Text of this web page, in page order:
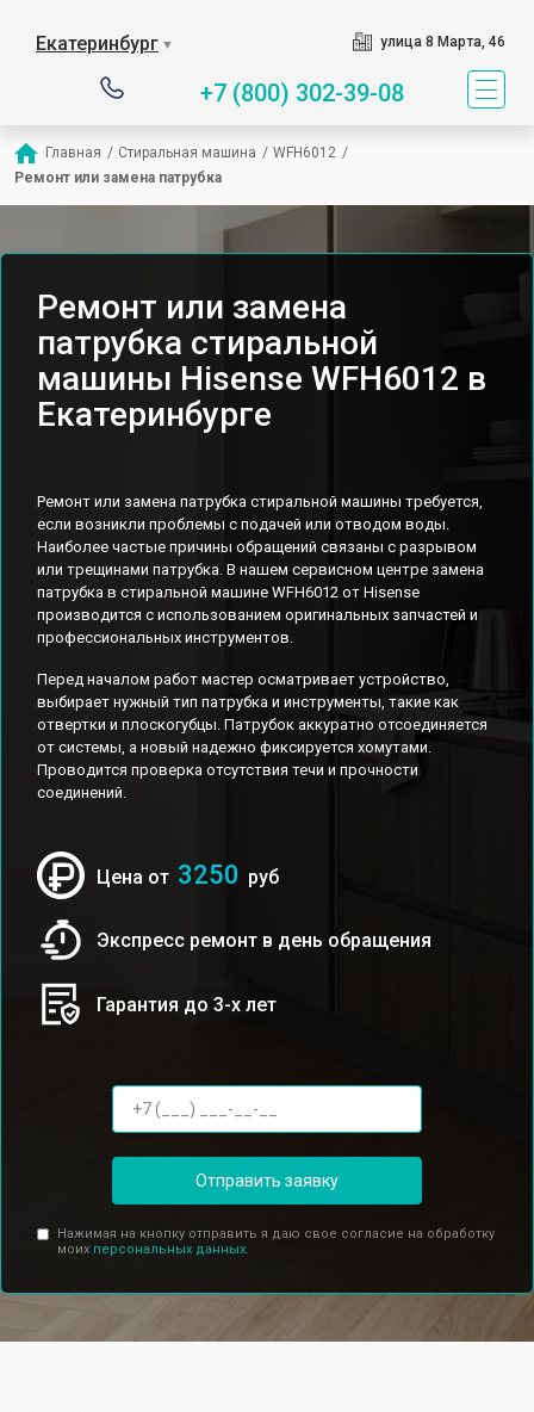
Екатеринбург ▼ улица 8 Марта, 46
+7 (800) 302-39-08
Главная / Стиральная машина / WFH6012 /
Ремонт или замена патрубка
Ремонт или замена
патрубка стиральной
машины Hisense WFH6012 в
Екатеринбурге
Ремонт или замена патрубка стиральной машины требуется,
если возникли проблемы с подачей или отводом воды.
Наиболее частые причины обращений связаны с разрывом
или трещинами патрубка. В нашем сервисном центре замена
патрубка в стиральной машине WFH6012 от Hisense
производится с использованием оригинальных запчастей и
профессиональных инструментов.
Перед началом работ мастер осматривает устройство,
выбирает нужный тип патрубка и инструменты, такие как
отвертки и плоскогубцы. Патрубок аккуратно отсоединяется
от системы, а новый надежно фиксируется хомутами.
Проводится проверка отсутствия течи и прочности
соединений.
Цена от 3250 руб
Экспресс ремонт в день обращения
Гарантия до 3-х лет
Отправить заявку
Нажимая на кнопку отправить я даю свое согласие на обработку
моих персональных данных.